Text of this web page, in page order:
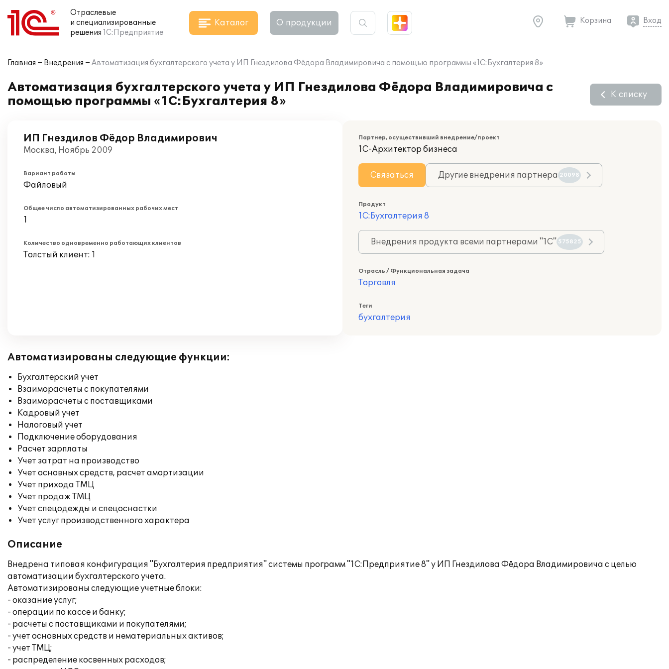
Отраслевые
и специализированные
решения 1С:Предприятие
Каталог О продукции Корзина Вход
Главная Внедрения Автоматизация бухгалтерского учета у ИП Гнездилова Фёдора Владимировича с помощью программы «1С:Бухгалтерия 8»
Автоматизация бухгалтерского учета у ИП Гнездилова Фёдора Владимировича с
помощью программы «1С:Бухгалтерия 8»
К списку
ИП Гнездилов Фёдор Владимирович
Москва, Ноябрь 2009
Вариант работы
Файловый
Общее число автоматизированных рабочих мест
1
Количество одновременно работающих клиентов
Толстый клиент: 1
Партнер, осуществивший внедрение/проект
1С-Архитектор бизнеса
Связаться Другие внедрения партнера 20098
Продукт
1С:Бухгалтерия 8
Внедрения продукта всеми партнерами "1С" 575825
Отрасль / Функциональная задача
Торговля
Теги
бухгалтерия
Автоматизированы следующие функции:
Бухгалтерский учет
Взаиморасчеты с покупателями
Взаиморасчеты с поставщиками
Кадровый учет
Налоговый учет
Подключение оборудования
Расчет зарплаты
Учет затрат на производство
Учет основных средств, расчет амортизации
Учет прихода ТМЦ
Учет продаж ТМЦ
Учет спецодежды и спецоснастки
Учет услуг производственного характера
Описание
Внедрена типовая конфигурация "Бухгалтерия предприятия" системы программ "1С:Предприятие 8" у ИП Гнездилова Фёдора Владимировича с целью
автоматизации бухгалтерского учета.
Автоматизированы следующие учетные блоки:
- оказание услуг;
- операции по кассе и банку;
- расчеты с поставщиками и покупателями;
- учет основных средств и нематериальных активов;
- учет ТМЦ;
- распределение косвенных расходов;